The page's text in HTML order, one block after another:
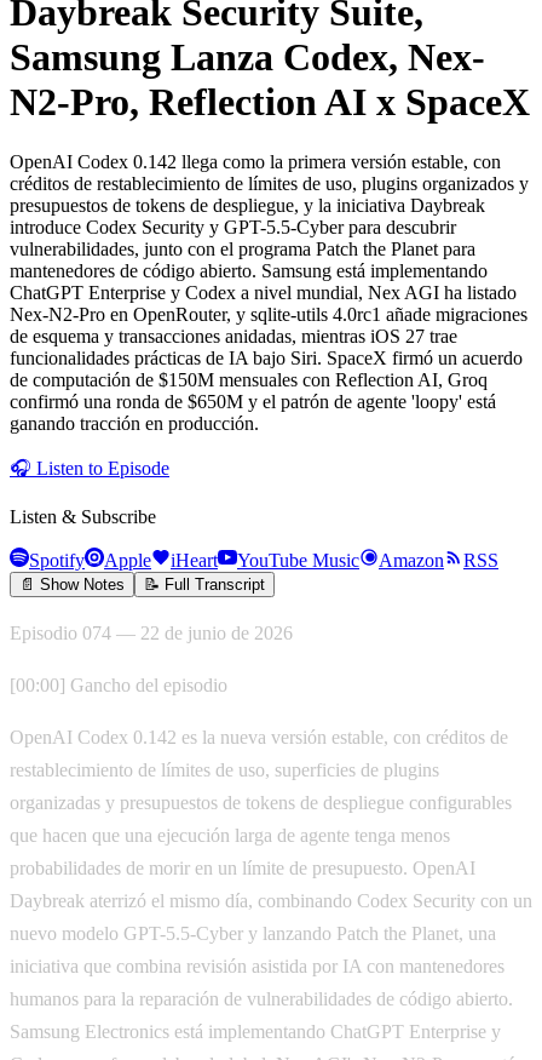
Daybreak Security Suite,
Samsung Lanza Codex, Nex-
N2-Pro, Reflection AI x SpaceX
OpenAI Codex 0.142 llega como la primera versión estable, con
créditos de restablecimiento de límites de uso, plugins organizados y
presupuestos de tokens de despliegue, y la iniciativa Daybreak
introduce Codex Security y GPT-5.5-Cyber para descubrir
vulnerabilidades, junto con el programa Patch the Planet para
mantenedores de código abierto. Samsung está implementando
ChatGPT Enterprise y Codex a nivel mundial, Nex AGI ha listado
Nex-N2-Pro en OpenRouter, y sqlite-utils 4.0rc1 añade migraciones
de esquema y transacciones anidadas, mientras iOS 27 trae
funcionalidades prácticas de IA bajo Siri. SpaceX firmó un acuerdo
de computación de $150M mensuales con Reflection AI, Groq
confirmó una ronda de $650M y el patrón de agente 'loopy' está
ganando tracción en producción.
🎧 Listen to Episode
Listen & Subscribe
Spotify Apple iHeart YouTube Music Amazon RSS
📄 Show Notes 📝 Full Transcript
Episodio 074 — 22 de junio de 2026
[00:00] Gancho del episodio
OpenAI Codex 0.142 es la nueva versión estable, con créditos de
restablecimiento de límites de uso, superficies de plugins
organizadas y presupuestos de tokens de despliegue configurables
que hacen que una ejecución larga de agente tenga menos
probabilidades de morir en un límite de presupuesto. OpenAI
Daybreak aterrizó el mismo día, combinando Codex Security con un
nuevo modelo GPT-5.5-Cyber y lanzando Patch the Planet, una
iniciativa que combina revisión asistida por IA con mantenedores
humanos para la reparación de vulnerabilidades de código abierto.
Samsung Electronics está implementando ChatGPT Enterprise y